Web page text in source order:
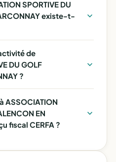
SPORTIVE DU
existe-t-
de
DU GOLF
?
ASSOCIATION
EN
fiscal CERFA ?